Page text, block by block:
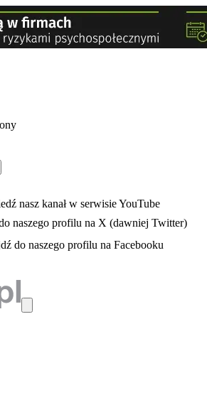
w nowej karcie
się w nowej karcie
nasz kanał w serwisie YouTube
karcie
naszego profilu na X (dawniej Twitter)
otwiera się w nowej karcie
do naszego profilu na Facebooku